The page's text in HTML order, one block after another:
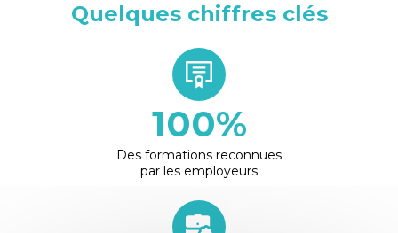
Quelques chiffres clés
100%
Des formations reconnues
par les employeurs